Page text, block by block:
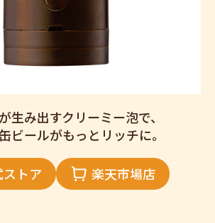
生み出すクリーミー泡で、
ビールがもっとリッチに。
ストア 楽天市場店